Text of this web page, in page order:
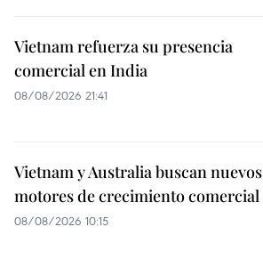
Vietnam refuerza su presencia
comercial en India
08/08/2026 21:41
Vietnam y Australia buscan nuevos
motores de crecimiento comercial
08/08/2026 10:15